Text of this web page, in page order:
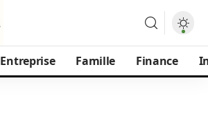
Entreprise Famille Finance